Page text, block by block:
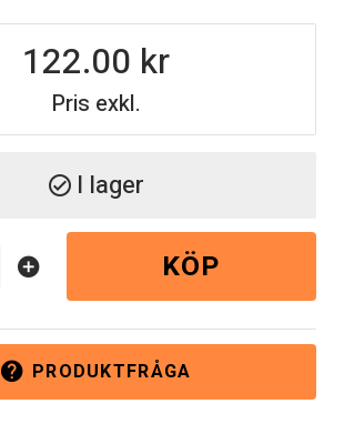
Pris exkl.
122.00
check_circle I lager
help PRODUKTFRÅGA
add_circle KÖP